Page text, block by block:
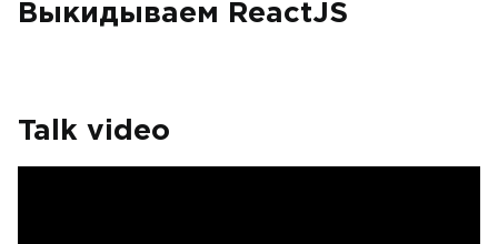
Выкидываем ReactJS
Talk video